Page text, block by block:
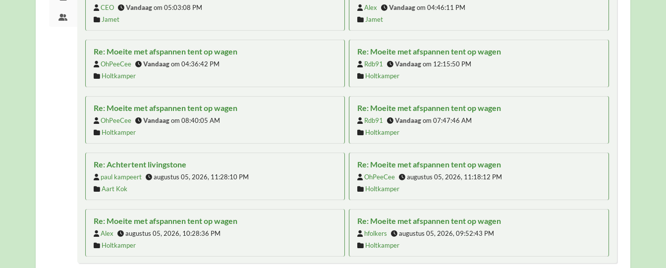
CEO Vandaagom 05:03:08 PM
Jamet
Alex Vandaagom 04:46:11 PM
Jamet
Re: Moeite met afspannen tent op wagen
OhPeeCee Vandaagom 04:36:42 PM
Holtkamper
Re: Moeite met afspannen tent op wagen
Rdb91 Vandaagom 12:15:50 PM
Holtkamper
Re: Moeite met afspannen tent op wagen
OhPeeCee Vandaagom 08:40:05 AM
Holtkamper
Re: Moeite met afspannen tent op wagen
Rdb91 Vandaagom 07:47:46 AM
Holtkamper
Re: Achtertent livingstone
paul kampeert
augustus 05, 2026, 11:28:10 PM
Aart Kok
Re: Moeite met afspannen tent op wagen
OhPeeCee
augustus 05, 2026, 11:18:12 PM
Holtkamper
Re: Moeite met afspannen tent op wagen
Alex
augustus 05, 2026, 10:28:36 PM
Holtkamper
Re: Moeite met afspannen tent op wagen
hfolkers
augustus 05, 2026, 09:52:43 PM
Holtkamper